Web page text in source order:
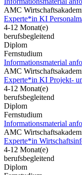
AMC
Experte*in KI
4-12 Monat(e)
berufsbegleitend
Diplom
Fernstudium
Informationsmaterial
AMC
Experte*in KI Projekt-
4-12 Monat(e)
berufsbegleitend
Diplom
Fernstudium
Informationsmaterial
AMC
Experte*in
4-12 Monat(e)
berufsbegleitend
Diplom